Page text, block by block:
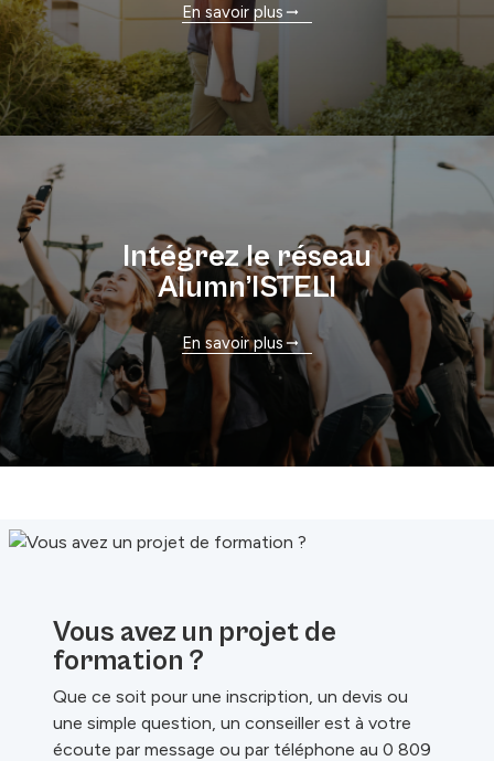
En savoir plus
Intégrez le réseau
Alumn’ISTELI
En savoir plus
Vous avez un projet de
formation ?
Que ce soit pour une inscription, un devis ou
une simple question, un conseiller est à votre
écoute par message ou par téléphone au 0 809